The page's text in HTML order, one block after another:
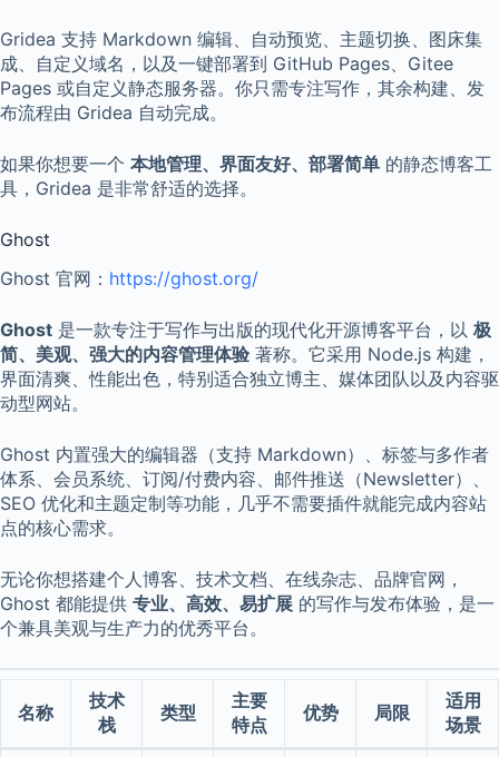
Gridea 支持 Markdown 编辑、自动预览、主题切换、图床集
成、自定义域名，以及一键部署到 GitHub Pages、Gitee
Pages 或自定义静态服务器。你只需专注写作，其余构建、发
布流程由 Gridea 自动完成。
如果你想要一个 本地管理、界面友好、部署简单 的静态博客工
具，Gridea 是非常舒适的选择。
Ghost
Ghost 官网： https://ghost.org/
Ghost 是一款专注于写作与出版的现代化开源博客平台，以 极
简、美观、强大的内容管理体验 著称。它采用 Node.js 构建，
界面清爽、性能出色，特别适合独立博主、媒体团队以及内容驱
动型网站。
Ghost 内置强大的编辑器（支持 Markdown）、标签与多作者
体系、会员系统、订阅/付费内容、邮件推送（Newsletter）、
SEO 优化和主题定制等功能，几乎不需要插件就能完成内容站
点的核心需求。
无论你想搭建个人博客、技术文档、在线杂志、品牌官网，
Ghost 都能提供 专业、高效、易扩展 的写作与发布体验，是一
个兼具美观与生产力的优秀平台。
名称
技术
栈
类型
主要
特点
优势 局限
适用
场景